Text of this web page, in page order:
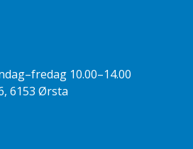
10.00–14.00
6153 Ørsta